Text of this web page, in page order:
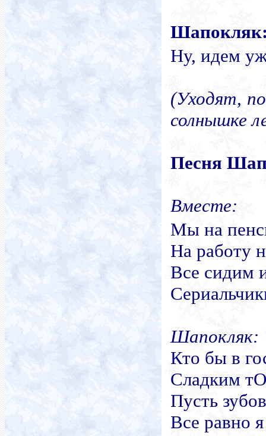
Ну, идем
(Уходят,
солнышке
Песня
Вместе:
Мы на
На работу
Все сидим
Шапокляк:
Кто бы в
Сладким тО
Пусть
Все равно